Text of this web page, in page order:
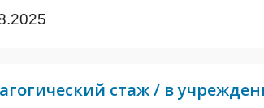
стаж / в